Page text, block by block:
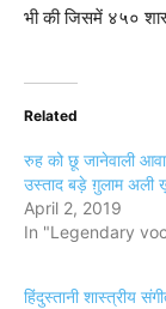
भी की जिसमें ४५०
Related
रुह को छू जानेवाली
उस्ताद बड़े ग़ुलाम अली
April 2, 2019
In "Legendary
हिंदुस्तानी शास्त्रीय